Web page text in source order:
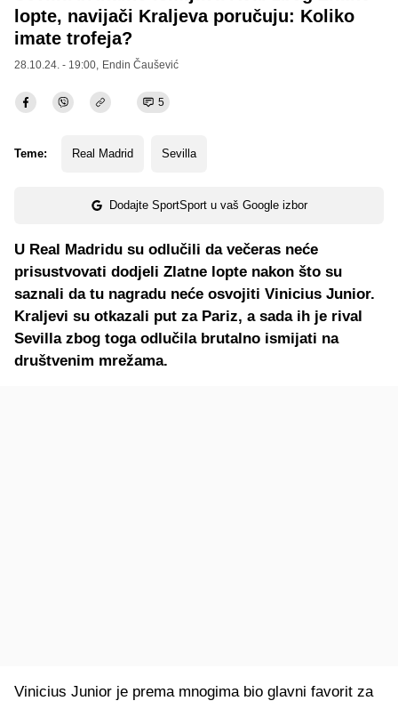
lopte, navijači Kraljeva poručuju: Koliko
imate trofeja?
28.10.24. - 19:00, Endin Čaušević
5
Teme: Real Madrid Sevilla
Dodajte SportSport u vaš Google izbor
U Real Madridu su odlučili da večeras neće
prisustvovati dodjeli Zlatne lopte nakon što su
saznali da tu nagradu neće osvojiti Vinicius Junior.
Kraljevi su otkazali put za Pariz, a sada ih je rival
Sevilla zbog toga odlučila brutalno ismijati na
društvenim mrežama.
Vinicius Junior je prema mnogima bio glavni favorit za